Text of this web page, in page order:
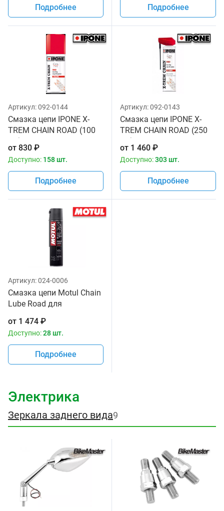
Подробнее Подробнее
Артикул:092-0144
Смазка цепи IPONE X-
TREM CHAIN ROAD (100
мл) для мотоциклов
от 830 ₽
Доступно: 158 шт.
Подробнее
Артикул:092-0143
Смазка цепи IPONE X-
TREM CHAIN ROAD (250
мл) для мотоциклов
от 1 460 ₽
Доступно:303 шт.
Подробнее
Артикул:024-0006
Смазка цепи Motul Chain
Lube Road для
от 1 474 ₽
Доступно:28 шт.
Подробнее
Электрика
Зеркала заднего вида9